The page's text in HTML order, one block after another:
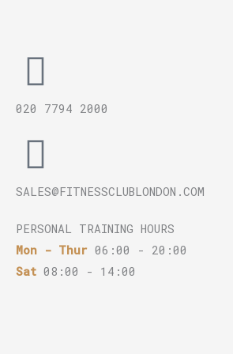
g
r
a
m
020 7794 2000
SALES@FITNESSCLUBLONDON.COM
PERSONAL TRAINING HOURS
Mon - Thur 06:00 - 20:00
Sat 08:00 - 14:00